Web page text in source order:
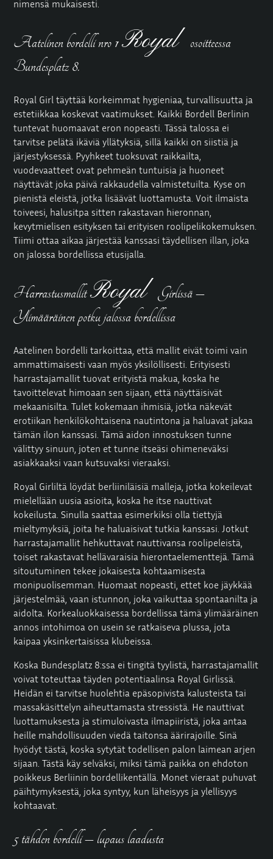
nimensä mukaisesti.
Aatelinen bordelli nro 1Royal
osoitteessa
Bundesplatz 8.
Royal Girl täyttää korkeimmat hygieniaa, turvallisuutta ja
estetiikkaa koskevat vaatimukset. Kaikki Bordell Berlinin
tuntevat huomaavat eron nopeasti. Tässä talossa ei
tarvitse pelätä ikäviä yllätyksiä, sillä kaikki on siistiä ja
järjestyksessä. Pyyhkeet tuoksuvat raikkailta,
vuodevaatteet ovat pehmeän tuntuisia ja huoneet
näyttävät joka päivä rakkaudella valmistetuilta. Kyse on
pienistä eleistä, jotka lisäävät luottamusta. Voit ilmaista
toiveesi, halusitpa sitten rakastavan hieronnan,
kevytmielisen esityksen tai erityisen roolipelikokemuksen.
Tiimi ottaa aikaa järjestää kanssasi täydellisen illan, joka
on jalossa bordellissa etusijalla.
HarrastusmallitRoyal Girlissä –
Ylimääräinen potku jalossa bordellissa
Aatelinen bordelli tarkoittaa, että mallit eivät toimi vain
ammattimaisesti vaan myös yksilöllisesti. Erityisesti
harrastajamallit tuovat erityistä makua, koska he
tavoittelevat himoaan sen sijaan, että näyttäisivät
mekaanisilta. Tulet kokemaan ihmisiä, jotka näkevät
erotiikan henkilökohtaisena nautintona ja haluavat jakaa
tämän ilon kanssasi. Tämä aidon innostuksen tunne
välittyy sinuun, joten et tunne itseäsi ohimeneväksi
asiakkaaksi vaan kutsuvaksi vieraaksi.
Royal Girliltä löydät berliiniläisiä malleja, jotka kokeilevat
mielellään uusia asioita, koska he itse nauttivat
kokeilusta. Sinulla saattaa esimerkiksi olla tiettyjä
mieltymyksiä, joita he haluaisivat tutkia kanssasi. Jotkut
harrastajamallit hehkuttavat nauttivansa roolipeleistä,
toiset rakastavat hellävaraisia hierontaelementtejä. Tämä
sitoutuminen tekee jokaisesta kohtaamisesta
monipuolisemman. Huomaat nopeasti, ettet koe jäykkää
järjestelmää, vaan istunnon, joka vaikuttaa spontaanilta ja
aidolta. Korkealuokkaisessa bordellissa tämä ylimääräinen
annos intohimoa on usein se ratkaiseva plussa, jota
kaipaa yksinkertaisissa klubeissa.
Koska Bundesplatz 8:ssa ei tingitä tyylistä, harrastajamallit
voivat toteuttaa täyden potentiaalinsa Royal Girlissä.
Heidän ei tarvitse huolehtia epäsopivista kalusteista tai
massakäsittelyn aiheuttamasta stressistä. He nauttivat
luottamuksesta ja stimuloivasta ilmapiiristä, joka antaa
heille mahdollisuuden viedä taitonsa äärirajoille. Sinä
hyödyt tästä, koska sytytät todellisen palon laimean arjen
sijaan. Tästä käy selväksi, miksi tämä paikka on ehdoton
poikkeus Berliinin bordellikentällä. Monet vieraat puhuvat
päihtymyksestä, joka syntyy, kun läheisyys ja ylellisyys
kohtaavat.
5 tähden bordelli – lupaus laadusta